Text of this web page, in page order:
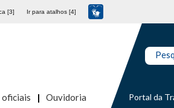
[3] Ir para atalhos [4]
oficiais Ouvidoria Portal da